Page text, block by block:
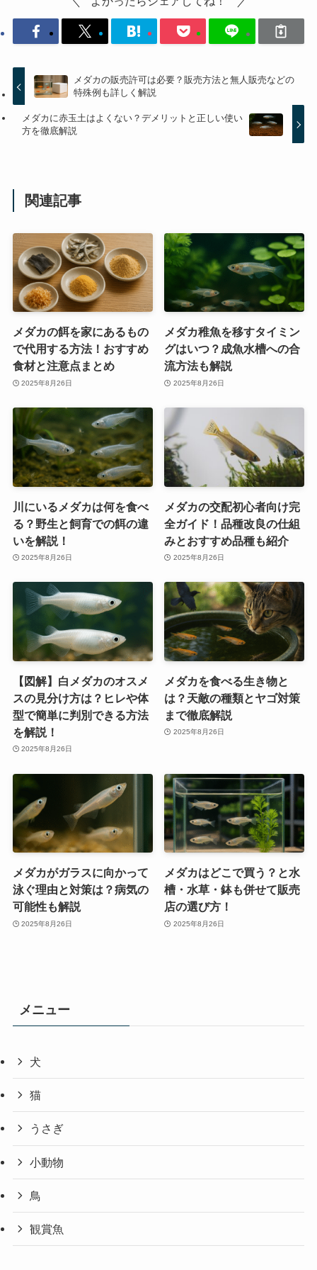
メダカの販売許可は必要？販売方法と無人販売などの
特殊例も詳しく解説
メダカに赤玉土はよくない？デメリットと正しい使い
方を徹底解説
関連記事
メダカの餌を家にあるもの
で代用する方法！おすすめ
食材と注意点まとめ
2025年8月26日
メダカ稚魚を移すタイミン
グはいつ？成魚水槽への合
流方法も解説
2025年8月26日
川にいるメダカは何を食べ
る？野生と飼育での餌の違
いを解説！
2025年8月26日
メダカの交配初心者向け完
全ガイド！品種改良の仕組
みとおすすめ品種も紹介
2025年8月26日
【図解】白メダカのオスメ
スの見分け方は？ヒレや体
型で簡単に判別できる方法
を解説！
2025年8月26日
メダカを食べる生き物と
は？天敵の種類とヤゴ対策
まで徹底解説
2025年8月26日
メダカがガラスに向かって
泳ぐ理由と対策は？病気の
可能性も解説
2025年8月26日
メダカはどこで買う？と水
槽・水草・鉢も併せて販売
店の選び方！
2025年8月26日
メニュー
犬
猫
うさぎ
小動物
鳥
観賞魚